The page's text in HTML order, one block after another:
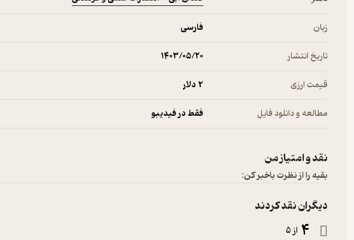
زبان فارسی
تاریخ انتشار ۱۴۰۳/۰۵/۲۰
قیمت ارزی 2 دلار
مطالعه و دانلود فایل فقط در فیدیبو
نقد و امتیاز من
بقیه را از نظرت باخبر کن:
دیگران نقد کردند
4 از 5